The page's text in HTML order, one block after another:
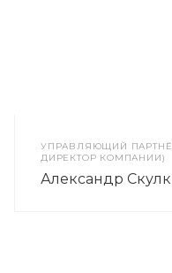
УПРАВЛЯЮЩИЙ
ДИРЕКТОР КОМПАНИИ)
Александр